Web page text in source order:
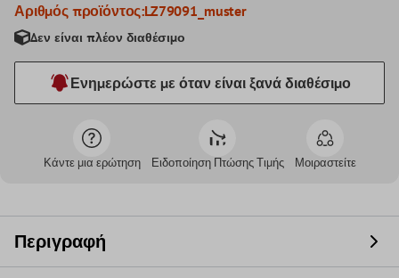
Αριθμός προϊόντος:LZ79091_muster
Δεν είναι πλέον διαθέσιμο
Ενημερώστε με όταν είναι ξανά διαθέσιμο
Κάντε μια ερώτηση Ειδοποίηση Πτώσης Τιμής Μοιραστείτε
Περιγραφή